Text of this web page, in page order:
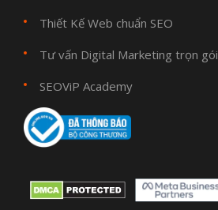
Thiết Kế Web chuẩn SEO
Tư vấn Digital Marketing trọn gói
SEOViP Academy